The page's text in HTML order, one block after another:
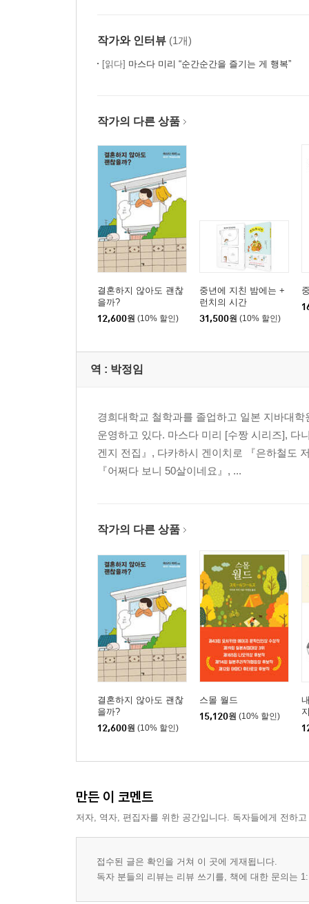
작가와 인터뷰 (1개)
[읽다] 마스다 미리 “순간순간을 즐기는 게 행복”
작가의 다른 상품
결혼하지 않아도 괜찮
을까?
12,600원 (10% 할인)
중년에 지친 밤에는 +
런치의 시간
31,500원 (10% 할인)
역 : 박정임
경희대학교 철학과를 졸업하고 일본 지바대
운영하고 있다. 마스다 미리 [수짱 시리즈], 다
겐지 전집』, 다카하시 겐이치로 『은하철도
『어쩌다 보니 50살이네요』, ...
작가의 다른 상품
결혼하지 않아도 괜찮
을까?
12,600원 (10% 할인)
스몰 월드
15,120원 (10% 할인)
만든 이 코멘트
저자, 역자, 편집자를 위한 공간입니다. 독자들에게 전하
접수된 글은 확인을 거쳐 이 곳에 게재됩니다.
독자 분들의 리뷰는 리뷰 쓰기를, 책에 대한 문의는